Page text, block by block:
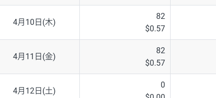
4月10日(木)
82
$0.57
4月11日(金)
82
$0.57
4月12日(土)
0